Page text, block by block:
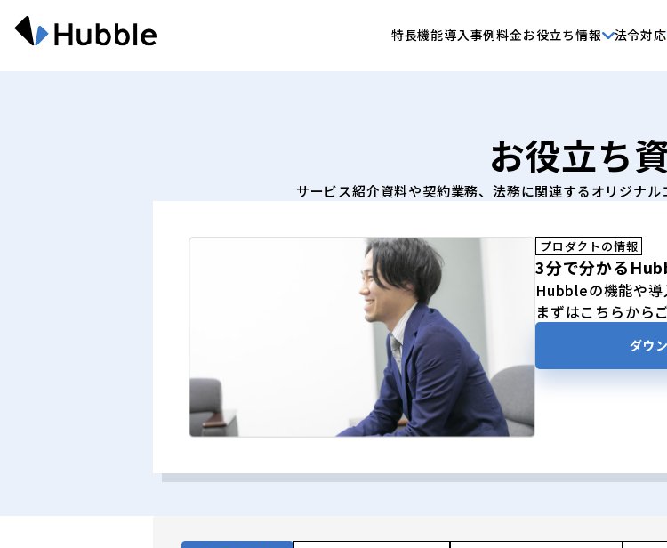
特長機能導入事例料金お役立ち情報 法令対応
お役立ち
サービス紹介資料や契約業務、法務に関連するオリジナル
プロダクトの情報
3分で分かる
Hubbleの機能や導
まずはこちらから
ダウ